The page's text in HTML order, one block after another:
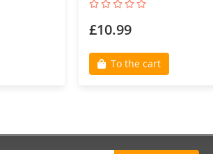
£10.99
To the cart